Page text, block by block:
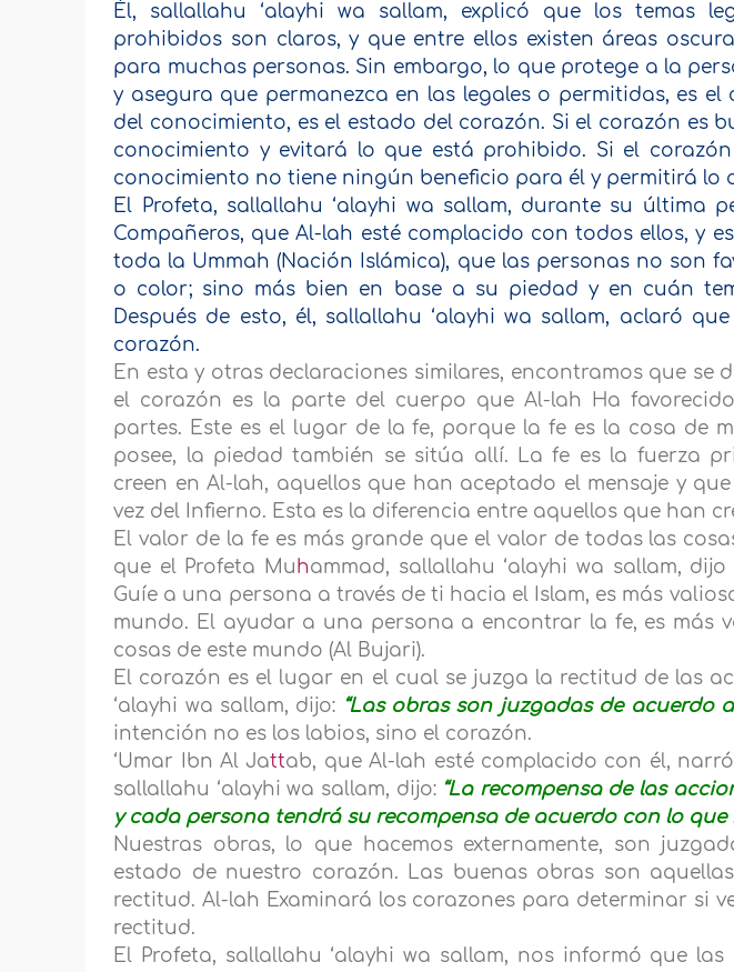
Él, sallallahu ‘alayhi wa sallam, explicó que los temas
prohibidos son claros, y que entre ellos existen áreas
para muchas personas. Sin embargo, lo que protege a la
y asegura que permanezca en las legales o permitidas, es
del conocimiento, es el estado del corazón. Si el corazón es
conocimiento y evitará lo que está prohibido. Si el
conocimiento no tiene ningún beneficio para él y permitirá lo
El Profeta, sallallahu ‘alayhi wa sallam, durante su última
Compañeros, que Al-lah esté complacido con todos ellos, y
toda la Ummah (Nación Islámica), que las personas no son
o color; sino más bien en base a su piedad y en cuán
Después de esto, él, sallallahu ‘alayhi wa sallam, aclaró
corazón.
En esta y otras declaraciones similares, encontramos que se
el corazón es la parte del cuerpo que Al-lah Ha
partes. Este es el lugar de la fe, porque la fe es la cosa de
posee, la piedad también se sitúa allí. La fe es la fuerza
creen en Al-lah, aquellos que han aceptado el mensaje y
vez del Infierno. Esta es la diferencia entre aquellos que han
El valor de la fe es más grande que el valor de todas las
que el Profeta Muhammad, sallallahu ‘alayhi wa sallam,
Guíe a una persona a través de ti hacia el Islam, es más
mundo. El ayudar a una persona a encontrar la fe, es más
cosas de este mundo (Al Bujari).
El corazón es el lugar en el cual se juzga la rectitud de las
‘alayhi wa sallam, dijo: “Las obras son juzgadas de acuerdo
intención no es los labios, sino el corazón.
‘Umar Ibn Al Jattab, que Al-lah esté complacido con él,
sallallahu ‘alayhi wa sallam, dijo: “La recompensa de las
y cada persona tendrá su recompensa de acuerdo con lo que
Nuestras obras, lo que hacemos externamente, son
estado de nuestro corazón. Las buenas obras son
rectitud. Al-lah Examinará los corazones para determinar si
rectitud.
El Profeta, sallallahu ‘alayhi wa sallam, nos informó que